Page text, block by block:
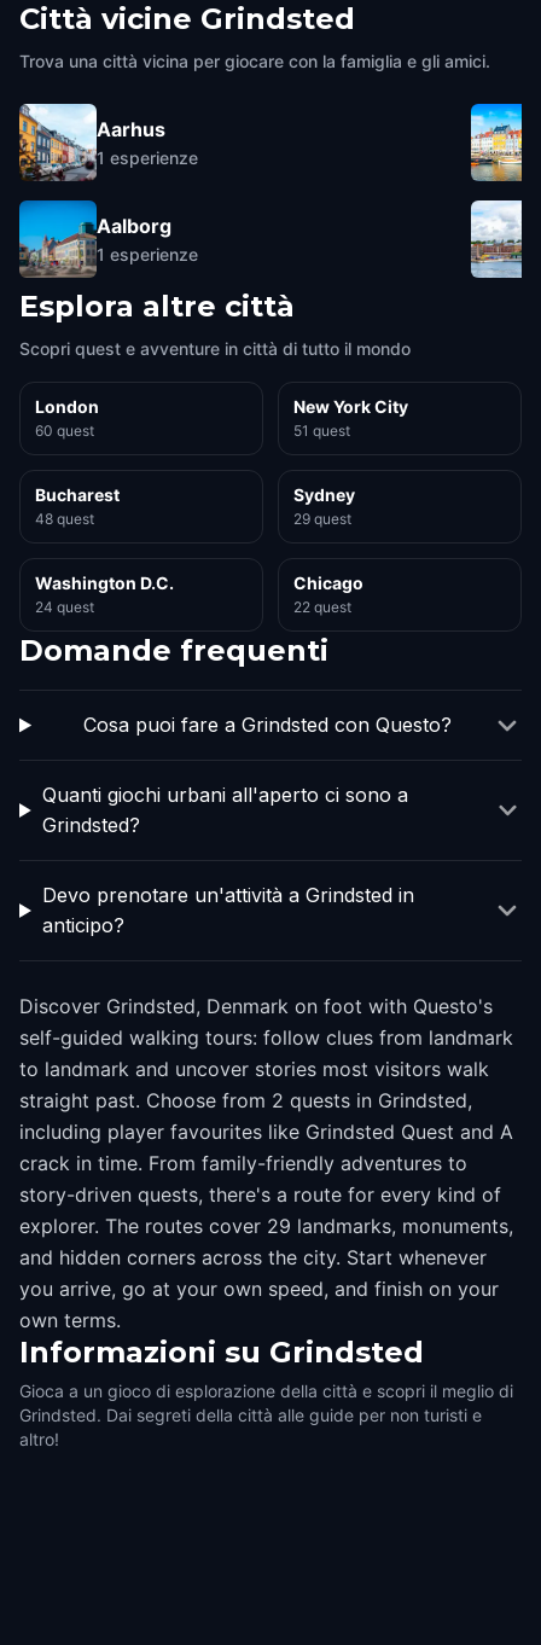
Città vicine Grindsted
Trova una città vicina per giocare con la famiglia e gli amici.
Aarhus
1 esperienze
Aalborg
1 esperienze
Esplora altre città
Scopri quest e avventure in città di tutto il mondo
London
60 quest
New York City
51 quest
Bucharest
48 quest
Sydney
29 quest
Washington D.C.
24 quest
Chicago
22 quest
Domande frequenti
Cosa puoi fare a Grindsted con Questo?
Quanti giochi urbani all'aperto ci sono a
Grindsted?
Devo prenotare un'attività a Grindsted in
anticipo?
Discover Grindsted, Denmark on foot with Questo's
self-guided walking tours: follow clues from landmark
to landmark and uncover stories most visitors walk
straight past. Choose from 2 quests in Grindsted,
including player favourites like Grindsted Quest and A
crack in time. From family-friendly adventures to
story-driven quests, there's a route for every kind of
explorer. The routes cover 29 landmarks, monuments,
and hidden corners across the city. Start whenever
you arrive, go at your own speed, and finish on your
own terms.
Informazioni su Grindsted
Gioca a un gioco di esplorazione della città e scopri il meglio di
Grindsted. Dai segreti della città alle guide per non turisti e
altro!